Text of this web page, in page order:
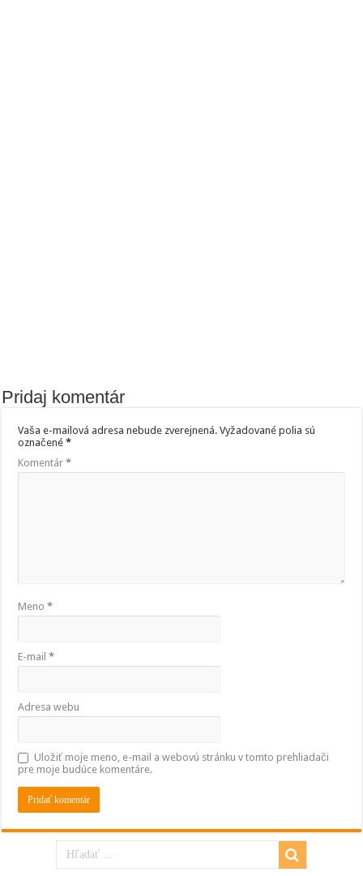
Pridaj komentár
Vaša e-mailová adresa nebude zverejnená. Vyžadované polia sú
označené*
Komentár*
Meno*
E-mail*
Adresa webu
Uložiť moje meno, e-mail a webovú stránku v tomto prehliadači
pre moje budúce komentáre.